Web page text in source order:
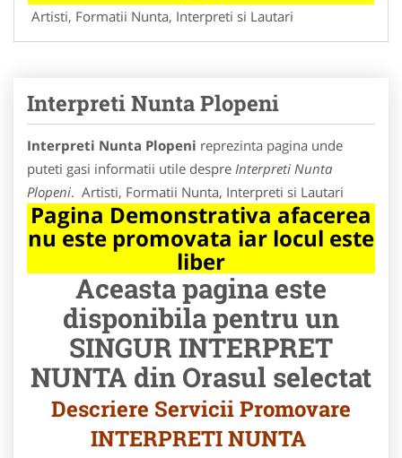
Artisti, Formatii Nunta, Interpreti si Lautari
Interpreti Nunta Plopeni
Interpreti Nunta Plopeni reprezinta pagina unde
puteti gasi informatii utile despre Interpreti Nunta
Plopeni. Artisti, Formatii Nunta, Interpreti si Lautari
Pagina Demonstrativa afacerea
nu este promovata iar locul este
liber
Aceasta pagina este
disponibila pentru un
SINGUR INTERPRET
NUNTA din Orasul selectat
Descriere Servicii Promovare
INTERPRETI NUNTA